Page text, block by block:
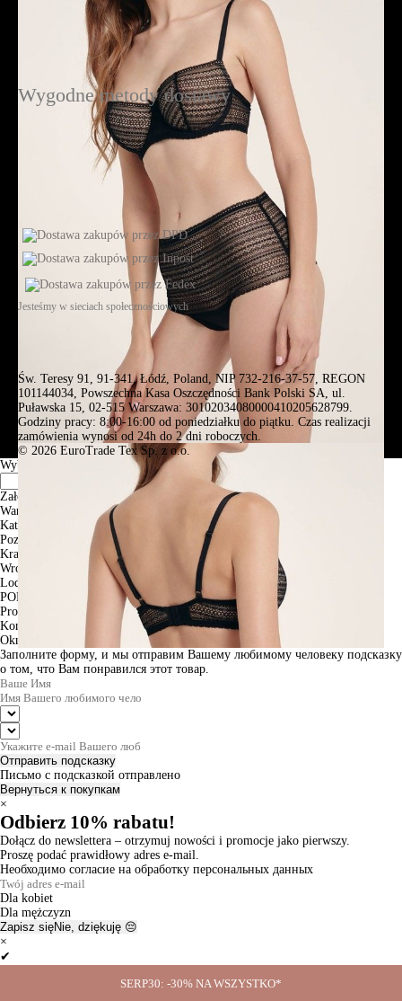
SERP30: -30% NA WSZYSTKO*
Wygodne metody dostawy
Jesteśmy w sieciach społecznościowych
Św. Teresy 91, 91-341, Łódź, Poland, NIP 732-216-37-57, REGON
101144034, Powszechna Kasa Oszczędności Bank Polski SA, ul.
Puławska 15, 02-515 Warszawa: 30102034080000410205628799.
Godziny pracy: 8:00-16:00 od poniedziałku do piątku. Czas realizacji
zamówienia wynosi od 24h do 2 dni roboczych.
© 2026 EuroTrade Tex Sp. z o.o.
Wybierz miasta
Założenia
Warszawa
Katowice
Poznan
Krakow
Wroclaw
Lodz
PODGLĄD
Produkt w koszyku
Kontynuuj zakupy
ZAMÓWIENIE
Okno informacyjne
Заполните форму, и мы отправим Вашему любимому человеку подсказку
о том, что Вам понравился этот товар.
Отправить подсказку
Письмо с подсказкой отправлено
Вернуться к покупкам
×
Odbierz 10% rabatu!
Dołącz do newslettera – otrzymuj nowości i promocje jako pierwszy.
Proszę podać prawidłowy adres e-mail.
Необходимо согласие на обработку персональных данных
Dla kobiet
Dla mężczyzn
Zapisz sięNie, dziękuję 😔
×
✔
Thanks for the subscription!